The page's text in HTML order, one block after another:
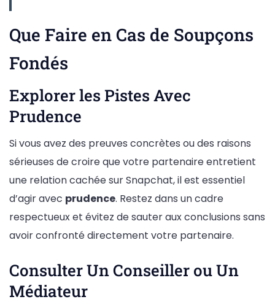
Que Faire en Cas de Soupçons
Fondés
Explorer les Pistes Avec
Prudence
Si vous avez des preuves concrètes ou des raisons
sérieuses de croire que votre partenaire entretient
une relation cachée sur Snapchat, il est essentiel
d’agir avec prudence. Restez dans un cadre
respectueux et évitez de sauter aux conclusions sans
avoir confronté directement votre partenaire.
Consulter Un Conseiller ou Un
Médiateur